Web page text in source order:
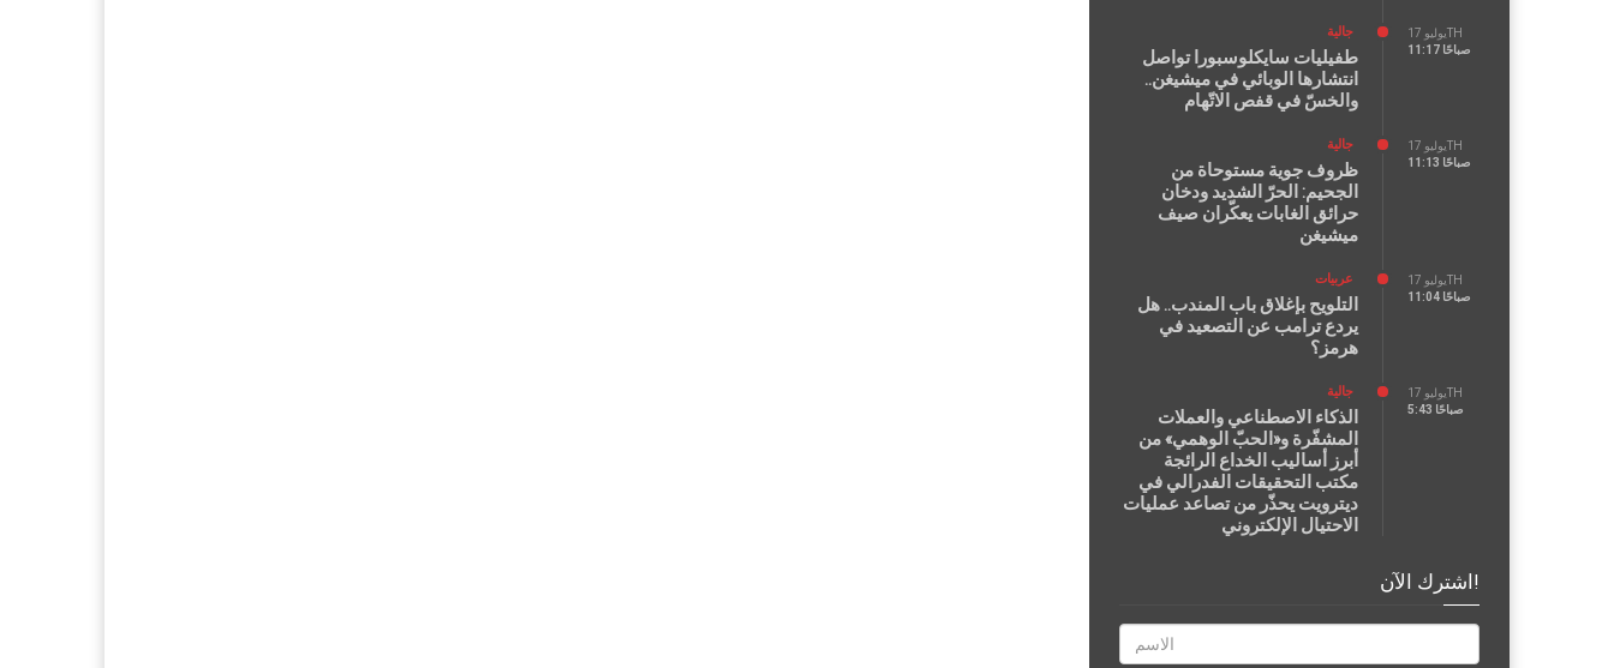
يوليو 17TH
11:17 صباحًا
جالية
طفيليات سايكلوسبورا تواصل
انتشارها الوبائي في ميشيغن..
والخسّ في قفص الاتّهام
يوليو 17TH
11:13 صباحًا
جالية
ظروف جوية مستوحاة من
الجحيم: الحرّ الشديد ودخان
حرائق الغابات يعكّران صيف
ميشيغن
يوليو 17TH
11:04 صباحًا
عربيات
التلويح بإغلاق باب المندب.. هل
يردع ترامب عن التصعيد في
هرمز؟
يوليو 17TH
5:43 صباحًا
جالية
الذكاء الاصطناعي والعملات
المشفّرة و«الحبّ الوهمي» من
أبرز أساليب الخداع الرائجة
مكتب التحقيقات الفدرالي في
ديترويت يحذّر من تصاعد عمليات
الاحتيال الإلكتروني
اشترك الآن!